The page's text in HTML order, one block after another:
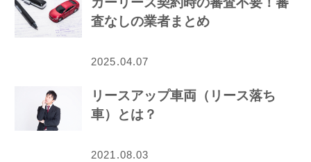
査なしの業者まとめ
2025.04.07
リースアップ車両（リース落ち
車）とは？
2021.08.03